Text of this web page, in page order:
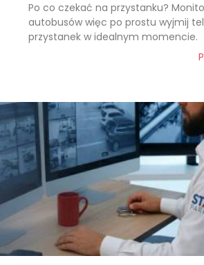
Po co czekać na przystanku?
autobusów więc po prostu wyjmij
przystanek w idealnym momencie.